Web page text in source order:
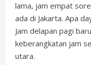
lama, jam empat
ada di Jakarta. Apa
Jam delapan pagi
keberangkatan jam
utara.